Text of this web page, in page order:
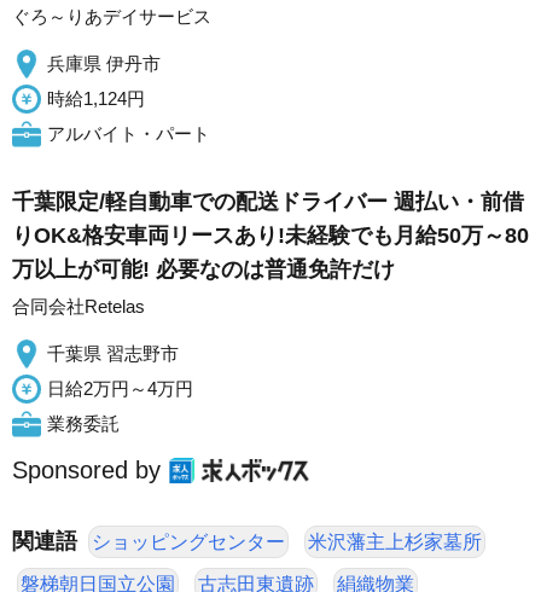
ぐろ～りあデイサービス
兵庫県 伊丹市
時給1,124円
アルバイト・パート
千葉限定/軽自動車での配送ドライバー 週払い・前借
りOK&格安車両リースあり!未経験でも月給50万～80
万以上が可能! 必要なのは普通免許だけ
合同会社Retelas
千葉県 習志野市
日給2万円～4万円
業務委託
Sponsored by
関連語 ショッピングセンター 米沢藩主上杉家墓所
磐梯朝日国立公園 古志田東遺跡 絹織物業